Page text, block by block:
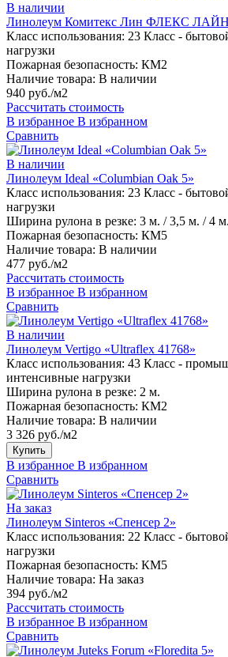
В наличии
Линолеум Комитекс Лин ФЛЕКС ЛАЙН
Класс использования: 23 Класс -
нагрузки
Пожарная безопасность: КМ2
Наличие товара: В наличии
940 руб./м2
Рассчитать стоимость
В избранное В избранном
Сравнить
В наличии
Линолеум Ideal «Columbian Oak 5»
Класс использования: 23 Класс -
нагрузки
Ширина рулона в резке: 3 м. / 3,5 м. / 4 м.
Пожарная безопасность: КМ5
Наличие товара: В наличии
477 руб./м2
Рассчитать стоимость
В избранное В избранном
Сравнить
В наличии
Линолеум Vertigo «Ultraflex 41768»
Класс использования: 43 Класс -
интенсивные нагрузки
Ширина рулона в резке: 2 м.
Пожарная безопасность: КМ2
Наличие товара: В наличии
3 326 руб./м2
Купить
В избранное В избранном
Сравнить
На заказ
Линолеум Sinteros «Спенсер 2»
Класс использования: 22 Класс -
нагрузки
Пожарная безопасность: КМ5
Наличие товара: На заказ
394 руб./м2
Рассчитать стоимость
В избранное В избранном
Сравнить